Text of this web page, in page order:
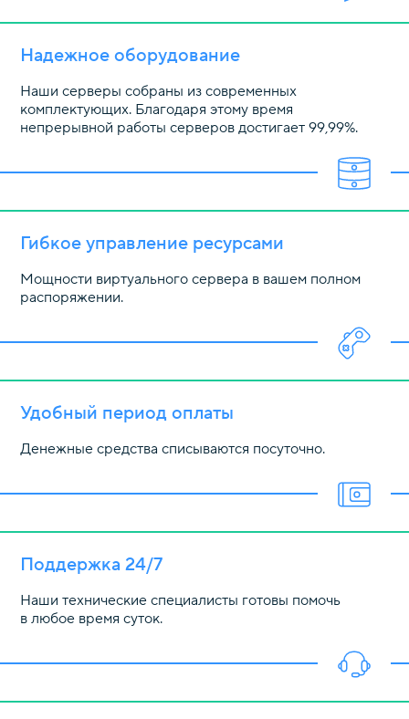
Надежное оборудование
Наши серверы собраны из современных
комплектующих. Благодаря этому время
непрерывной работы серверов достигает 99,99%.
Гибкое управление ресурсами
Мощности виртуального сервера в вашем полном
распоряжении.
Удобный период оплаты
Денежные средства списываются посуточно.
Поддержка 24/7
Наши технические специалисты готовы помочь
в любое время суток.